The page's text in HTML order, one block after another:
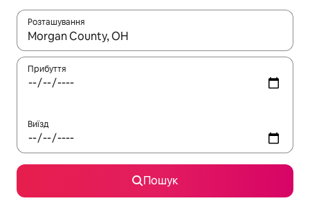
Розташування
Отримавши результати пошуку, використовуйте для
Прибуття
Виїзд
Пошук